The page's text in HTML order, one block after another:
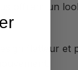
offrant un
flatteur et